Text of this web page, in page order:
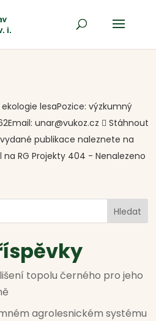
ekologie lesaPozice: výzkumný
unar@vukoz.cz  Stáhnout
publikace naleznete na
RG Projekty 404 - Nenalezeno
Hledat
topolu černého pro jeho
agrolesnickém systému